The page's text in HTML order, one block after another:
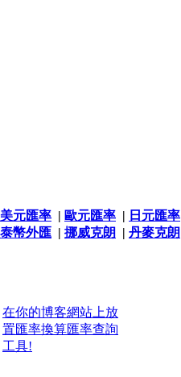
美元匯率 | 歐元匯率 | 日元匯率
泰幣外匯 | 挪威克朗 | 丹麥克朗
在你的博客網站上放
置匯率換算匯率查詢
工具!